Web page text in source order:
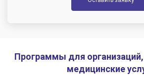
Программы для
медицинские